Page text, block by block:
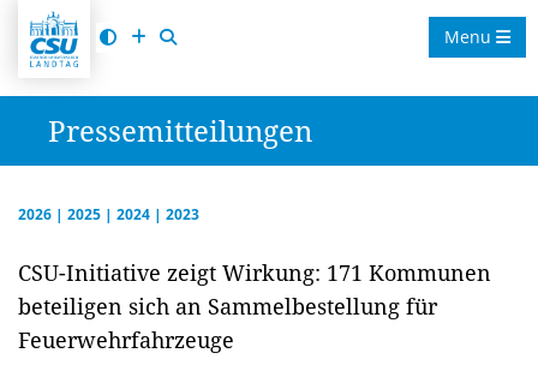
Menu
Pressemitteilungen
2026 | 2025 | 2024 | 2023
CSU-Initiative zeigt Wirkung: 171 Kommunen
beteiligen sich an Sammelbestellung für
Feuerwehrfahrzeuge